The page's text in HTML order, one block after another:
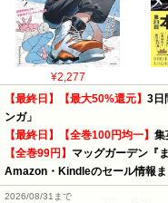
¥2,277
【最終日】【最大50%還元】 3日
ンガ」
【最終日】【全巻100円均一】 集
【全巻99円】 マッグガーデン『
Amazon・Kindleのセール情報
2026/08/31まで